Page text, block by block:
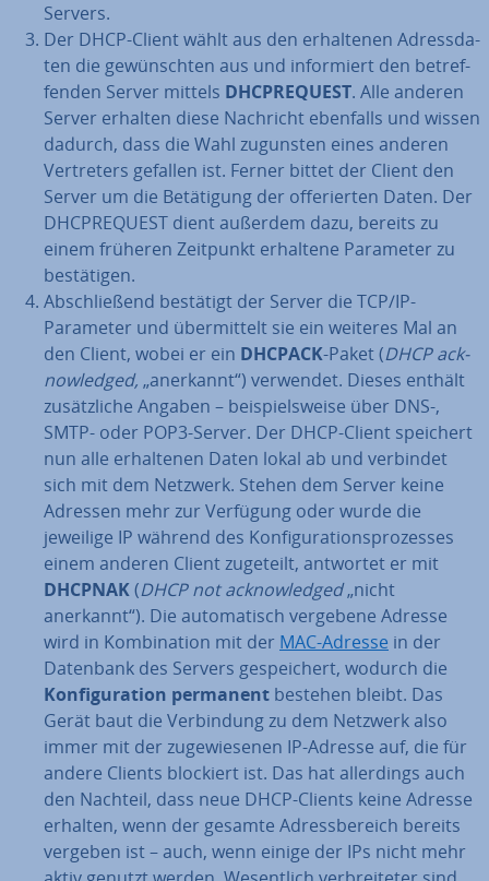
Servers.
Der DHCP-Client wählt aus den er­hal­te­nen Adress­da­
ten die ge­wünsch­ten aus und in­for­miert den be­tref­
fen­den Server mittels DHC­PRE­QUEST. Alle anderen
Server erhalten diese Nachricht ebenfalls und wissen
dadurch, dass die Wahl zugunsten eines anderen
Ver­tre­ters gefallen ist. Ferner bittet der Client den
Server um die Be­tä­ti­gung der of­fe­rier­ten Daten. Der
DHC­PRE­QUEST dient außerdem dazu, bereits zu
einem früheren Zeitpunkt erhaltene Parameter zu
be­stä­ti­gen.
Ab­schlie­ßend bestätigt der Server die TCP/IP-
Parameter und über­mit­telt sie ein weiteres Mal an
den Client, wobei er ein DHCPACK-Paket (DHCP ack­
now­led­ged, „anerkannt“) verwendet. Dieses enthält
zu­sätz­li­che Angaben – bei­spiels­wei­se über DNS-,
SMTP- oder POP3-Server. Der DHCP-Client speichert
nun alle er­hal­te­nen Daten lokal ab und verbindet
sich mit dem Netzwerk. Stehen dem Server keine
Adressen mehr zur Verfügung oder wurde die
jeweilige IP während des Kon­fi­gu­ra­ti­ons­pro­zes­ses
einem anderen Client zugeteilt, antwortet er mit
DHCPNAK(DHCP not ack­now­led­ged„nicht
anerkannt“). Die au­to­ma­tisch vergebene Adresse
wird in Kom­bi­na­ti­on mit der MAC-Adresse in der
Datenbank des Servers ge­spei­chert, wodurch die
Kon­fi­gu­ra­ti­on permanent bestehen bleibt. Das
Gerät baut die Ver­bin­dung zu dem Netzwerk also
immer mit der zu­ge­wie­se­nen IP-Adresse auf, die für
andere Clients blockiert ist. Das hat al­ler­dings auch
den Nachteil, dass neue DHCP-Clients keine Adresse
erhalten, wenn der gesamte Adress­be­reich bereits
vergeben ist – auch, wenn einige der IPs nicht mehr